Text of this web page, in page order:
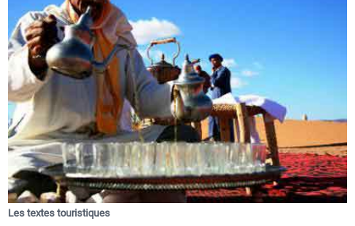
Les textes touristiques